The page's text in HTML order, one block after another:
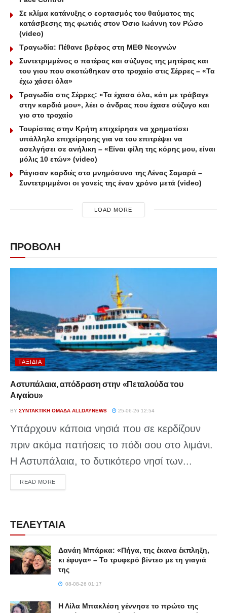
Σε κλίμα κατάνυξης ο εορτασμός του θαύματος της
κατάσβεσης της φωτιάς στον Όσιο Ιωάννη τον Ρώσο
(video)
Τραγωδία: Πέθανε βρέφος στη ΜΕΘ Νεογνών
Συντετριμμένος ο πατέρας και σύζυγος της μητέρας και
του γιου που σκοτώθηκαν στο τροχαίο στις Σέρρες – «Τα
έχω χάσει όλα»
Τραγωδία στις Σέρρες: «Τα έχασα όλα, κάτι με τράβαγε
στην καρδιά μου», λέει ο άνδρας που έχασε σύζυγο και
γιο στο τροχαίο
Τουρίστας στην Κρήτη επιχείρησε να χρηματίσει
υπάλληλο επιχείρησης για να του επιτρέψει να
ασελγήσει σε ανήλικη – «Είναι φίλη της κόρης μου, είναι
μόλις 10 ετών» (video)
Ράγισαν καρδιές στο μνημόσυνο της Λένας Σαμαρά –
Συντετριμμένοι οι γονείς της έναν χρόνο μετά (video)
LOAD MORE
ΠΡΟΒΟΛΗ
ΤΑΞΊΔΙΑ
Αστυπάλαια, απόδραση στην «Πεταλούδα του
Αιγαίου»
BY ΣΥΝΤΑΚΤΙΚΉ ΟΜΆΔΑ ALLDAYNEWS 25-06-26 12:54
Υπάρχουν κάποια νησιά που σε κερδίζουν
πριν ακόμα πατήσεις το πόδι σου στο λιμάνι.
Η Αστυπάλαια, το δυτικότερο νησί των...
READ MOREDETAILS
ΤΕΛΕΥΤΑΙΑ
Δανάη Μπάρκα: «Πήγα, της έκανα έκπληξη,
κι έφυγα» – Το τρυφερό βίντεο με τη γιαγιά
της
08-08-26 01:17
Η Λίλα Μπακλέση γέννησε το πρώτο της